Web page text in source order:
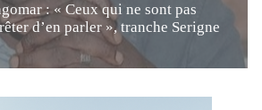
: « Ceux qui ne sont pas
d’en parler », tranche Serigne